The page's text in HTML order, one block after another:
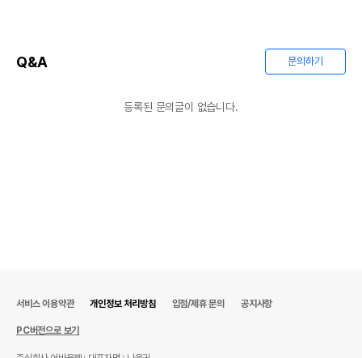
Q&A 문의하기
등록된 문의글이 없습니다.
서비스 이용약관 개인정보 처리방침 입점/제휴 문의 공지사항
PC버전으로 보기